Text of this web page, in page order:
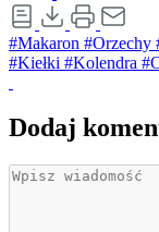
#Makaron #Orzechy
#Kiełki #Kolendra
Dodaj